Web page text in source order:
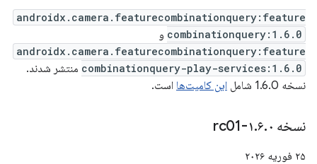
androidx.camera.featurecombinationquery:feature
combinationquery:1.6.0 و
androidx.camera.featurecombinationquery:feature
combinationquery-play-services:1.6.0 منتشر شدند.
نسخه 1.6.0 شامل
این کامیت‌ها است.
نسخه ۱ .۶.۰-rc01
۲۵ فوریه ۲۰۲۶